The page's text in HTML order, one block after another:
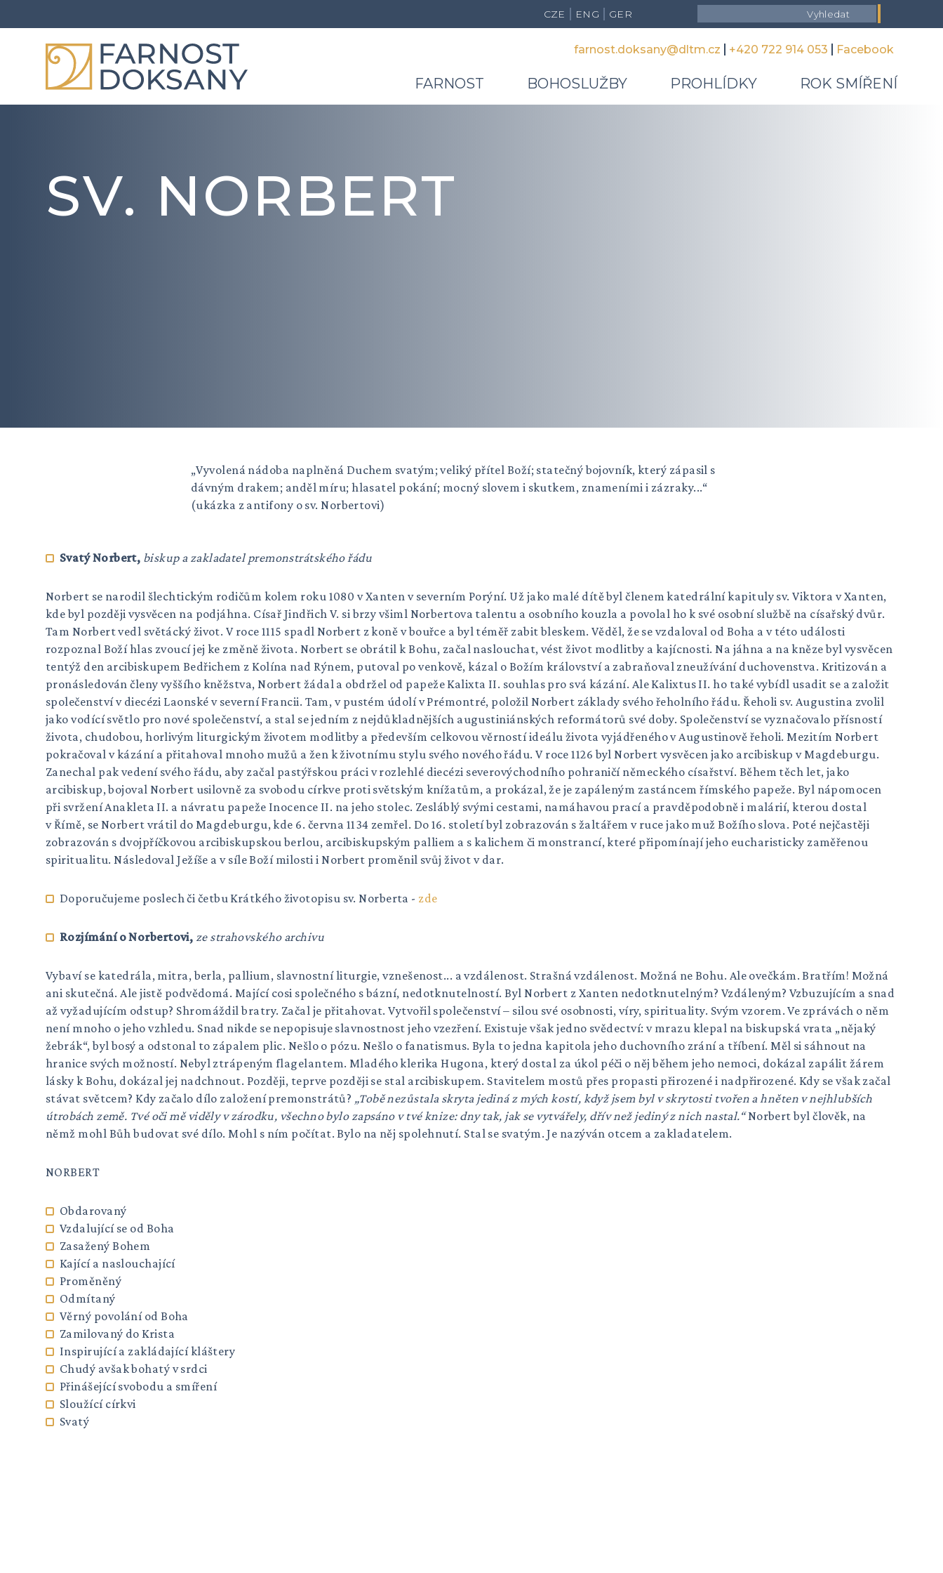
CZE ENG GER
farnost.doksany@dltm.cz +420 722 914 053 Facebook
FARNOST BOHOSLUŽBY PROHLÍDKY ROK SMÍŘENÍ
SV. NORBERT
„Vyvolená nádoba naplněná Duchem svatým; veliký přítel Boží; statečný bojovník, který zápasil s
dávným drakem; anděl míru; hlasatel pokání; mocný slovem i skutkem, znameními i zázraky...“
(ukázka z antifony o sv. Norbertovi)
Svatý Norbert, biskup a zakladatel premonstrátského řádu
Norbert se narodil šlechtickým rodičům kolem roku 1080 v Xanten v severním Porýní. Už jako malé dítě byl členem katedrální kapituly sv. Viktora v Xanten,
kde byl později vysvěcen na podjáhna. Císař Jindřich V. si brzy všiml Norbertova talentu a osobního kouzla a povolal ho k své osobní službě na císařský dvůr.
Tam Norbert vedl světácký život. V roce 1115 spadl Norbert z koně v bouřce a byl téměř zabit bleskem. Věděl, že se vzdaloval od Boha a v této události
rozpoznal Boží hlas zvoucí jej ke změně života. Norbert se obrátil k Bohu, začal naslouchat, vést život modlitby a kajícnosti. Na jáhna a na kněze byl vysvěcen
tentýž den arcibiskupem Bedřichem z Kolína nad Rýnem, putoval po venkově, kázal o Božím království a zabraňoval zneužívání duchovenstva. Kritizován a
pronásledován členy vyššího kněžstva, Norbert žádal a obdržel od papeže Kalixta II. souhlas pro svá kázání. Ale Kalixtus II. ho také vybídl usadit se a založit
společenství v diecézi Laonské v severní Francii. Tam, v pustém údolí v Prémontré, položil Norbert základy svého řeholního řádu. Řeholi sv. Augustina zvolil
jako vodící světlo pro nové společenství, a stal se jedním z nejdůkladnějších augustiniánských reformátorů své doby. Společenství se vyznačovalo přísností
života, chudobou, horlivým liturgickým životem modlitby a především celkovou věrností ideálu života vyjádřeného v Augustinově řeholi. Mezitím Norbert
pokračoval v kázání a přitahoval mnoho mužů a žen k životnímu stylu svého nového řádu. V roce 1126 byl Norbert vysvěcen jako arcibiskup v Magdeburgu.
Zanechal pak vedení svého řádu, aby začal pastýřskou práci v rozlehlé diecézi severovýchodního pohraničí německého císařství. Během těch let, jako
arcibiskup, bojoval Norbert usilovně za svobodu církve proti světským knížatům, a prokázal, že je zapáleným zastáncem římského papeže. Byl nápomocen
při svržení Anakleta II. a návratu papeže Inocence II. na jeho stolec. Zesláblý svými cestami, namáhavou prací a pravděpodobně i malárií, kterou dostal
v Římě, se Norbert vrátil do Magdeburgu, kde 6. června 1134 zemřel. Do 16. století byl zobrazován s žaltářem v ruce jako muž Božího slova. Poté nejčastěji
zobrazován s dvojpříčkovou arcibiskupskou berlou, arcibiskupským palliem a s kalichem či monstrancí, které připomínají jeho eucharisticky zaměřenou
spiritualitu. Následoval Ježíše a v síle Boží milosti i Norbert proměnil svůj život v dar.
Doporučujeme poslech či četbu Krátkého životopisu sv. Norberta - zde
Rozjímání o Norbertovi, ze strahovského archivu
Vybaví se katedrála, mitra, berla, pallium, slavnostní liturgie, vznešenost... a vzdálenost. Strašná vzdálenost. Možná ne Bohu. Ale ovečkám. Bratřím! Možná
ani skutečná. Ale jistě podvědomá. Mající cosi společného s bázní, nedotknutelností. Byl Norbert z Xanten nedotknutelným? Vzdáleným? Vzbuzujícím a snad
až vyžadujícím odstup? Shromáždil bratry. Začal je přitahovat. Vytvořil společenství – silou své osobnosti, víry, spirituality. Svým vzorem. Ve zprávách o něm
není mnoho o jeho vzhledu. Snad nikde se nepopisuje slavnostnost jeho vzezření. Existuje však jedno svědectví: v mrazu klepal na biskupská vrata „nějaký
žebrák“, byl bosý a odstonal to zápalem plic. Nešlo o pózu. Nešlo o fanatismus. Byla to jedna kapitola jeho duchovního zrání a tříbení. Měl si sáhnout na
hranice svých možností. Nebyl ztrápeným flagelantem. Mladého klerika Hugona, který dostal za úkol péči o něj během jeho nemoci, dokázal zapálit žárem
lásky k Bohu, dokázal jej nadchnout. Později, teprve později se stal arcibiskupem. Stavitelem mostů přes propasti přirozené i nadpřirozené. Kdy se však začal
stávat světcem? Kdy začalo dílo založení premonstrátů? „Tobě nezůstala skryta jediná z mých kostí, když jsem byl v skrytosti tvořen a hněten v nejhlubších
útrobách země. Tvé oči mě viděly v zárodku, všechno bylo zapsáno v tvé knize: dny tak, jak se vytvářely, dřív než jediný z nich nastal.“Norbert byl člověk, na
němž mohl Bůh budovat své dílo. Mohl s ním počítat. Bylo na něj spolehnutí. Stal se svatým. Je nazýván otcem a zakladatelem.
NORBERT
Obdarovaný
Vzdalující se od Boha
Zasažený Bohem
Kající a naslouchající
Proměněný
Odmítaný
Věrný povolání od Boha
Zamilovaný do Krista
Inspirující a zakládající kláštery
Chudý avšak bohatý v srdci
Přinášející svobodu a smíření
Sloužící církvi
Svatý